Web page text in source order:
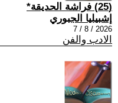
(25) فراشة الحديقة*
إشبيليا الجبوري
2026 / 8 / 7
الادب والفن